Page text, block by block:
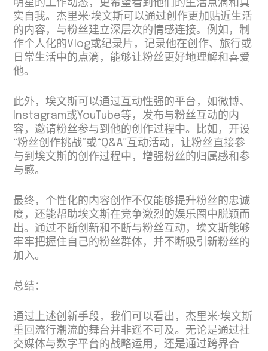
明星的工作动态，更希望看到他们的生活点滴和真
实自我。杰里米·埃文斯可以通过创作更加贴近生活
的内容，与粉丝建立深层次的情感连接。例如，制
作个人化的Vlog或纪录片，记录他在创作、旅行或
日常生活中的点滴，能够让粉丝更好地理解和喜爱
他。
此外，埃文斯可以通过互动性强的平台，如微博、
Instagram或YouTube等，发布与粉丝互动的内
容，邀请粉丝参与到他的创作过程中。比如，开设
“粉丝创作挑战”或“Q&A”互动活动，让粉丝直接参
与到埃文斯的创作过程中，增强粉丝的归属感和参
与感。
最终，个性化的内容创作不仅能够提升粉丝的忠诚
度，还能帮助埃文斯在竞争激烈的娱乐圈中脱颖而
出。通过不断创新和不断与粉丝互动，埃文斯能够
牢牢把握住自己的粉丝群体，并不断吸引新粉丝的
加入。
总结：
通过上述创新手段，我们可以看出，杰里米·埃文斯
重回流行潮流的舞台并非遥不可及。无论是通过社
交媒体与数字平台的战略运用，还是通过跨界合